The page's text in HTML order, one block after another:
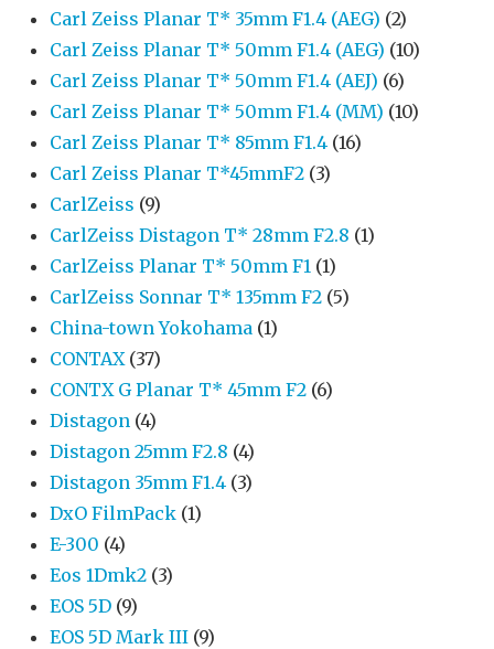
Carl Zeiss Planar T* 35mm F1.4 (AEG) (2)
Carl Zeiss Planar T* 50mm F1.4 (AEG) (10)
Carl Zeiss Planar T* 50mm F1.4 (AEJ) (6)
Carl Zeiss Planar T* 50mm F1.4 (MM) (10)
Carl Zeiss Planar T* 85mm F1.4 (16)
Carl Zeiss Planar T*45mmF2 (3)
CarlZeiss (9)
CarlZeiss Distagon T* 28mm F2.8 (1)
CarlZeiss Planar T* 50mm F1 (1)
CarlZeiss Sonnar T* 135mm F2 (5)
China-town Yokohama (1)
CONTAX (37)
CONTX G Planar T* 45mm F2 (6)
Distagon (4)
Distagon 25mm F2.8 (4)
Distagon 35mm F1.4 (3)
DxO FilmPack (1)
E-300 (4)
Eos 1Dmk2 (3)
EOS 5D (9)
EOS 5D Mark III (9)